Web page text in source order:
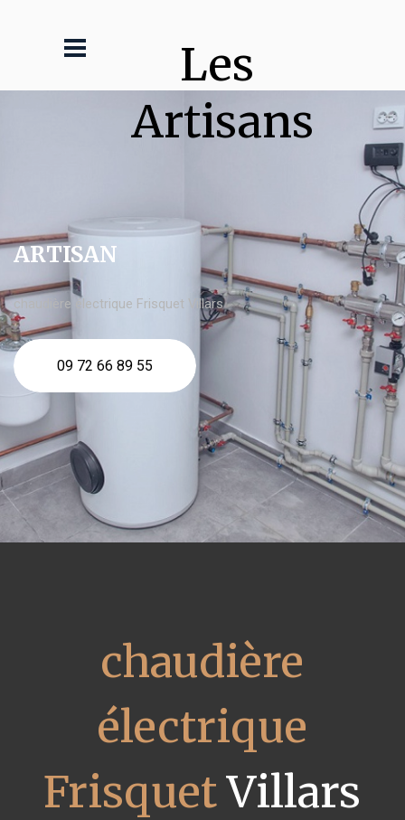
Les
Artisans
ARTISAN
chaudière électrique Frisquet Villars
09 72 66 89 55
chaudière
électrique
FrisquetVillars